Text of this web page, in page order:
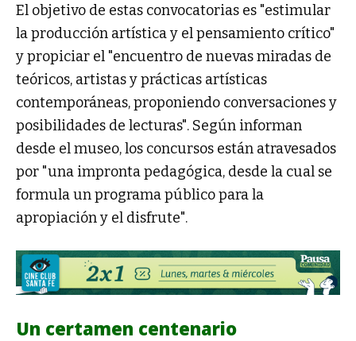
El objetivo de estas convocatorias es "estimular
la producción artística y el pensamiento crítico"
y propiciar el "encuentro de nuevas miradas de
teóricos, artistas y prácticas artísticas
contemporáneas, proponiendo conversaciones y
posibilidades de lecturas". Según informan
desde el museo, los concursos están atravesados
por "una impronta pedagógica, desde la cual se
formula un programa público para la
apropiación y el disfrute".
Un certamen centenario